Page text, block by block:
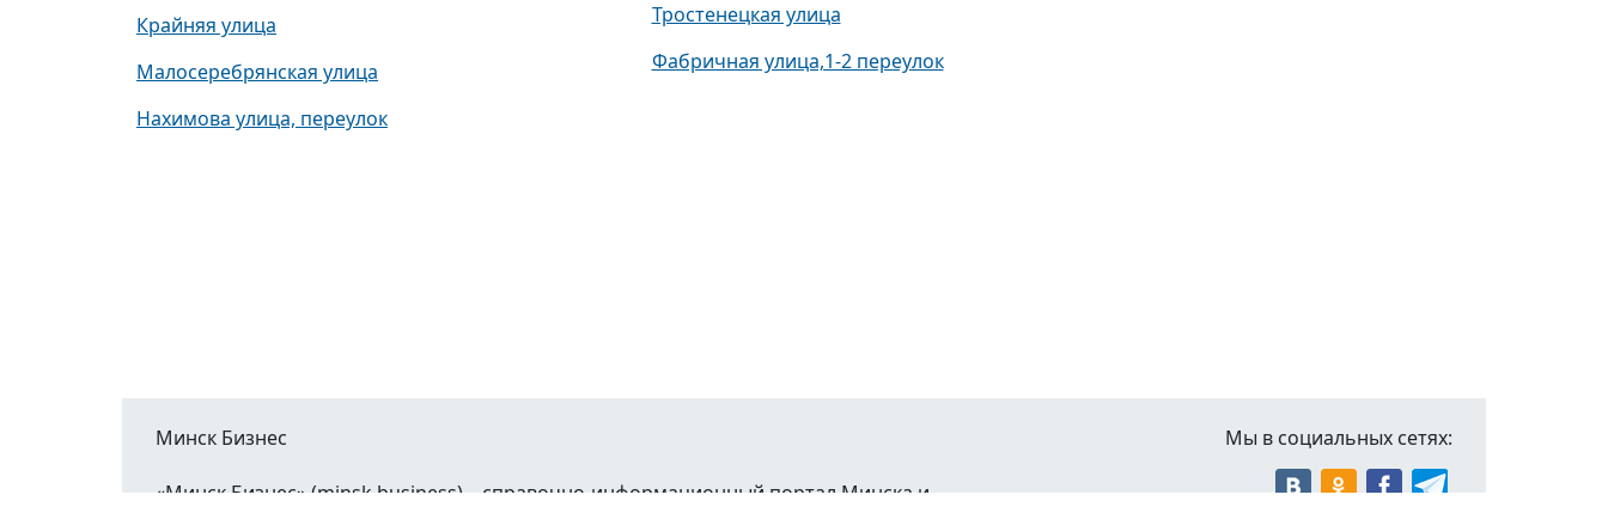
Крайняя улица
Малосеребрянская улица
Нахимова улица, переулок
Тростенецкая улица
Фабричная улица,1-2 переулок
Минск Бизнес
«Минск Бизнес» (minsk.business) – справочно-информационный портал Минска и
Мы в социальных сетях: